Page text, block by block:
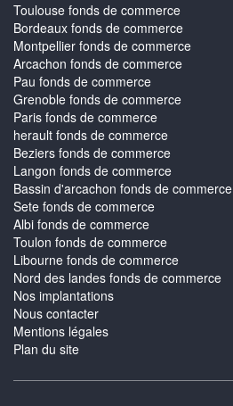
Toulouse fonds de commerce
Bordeaux fonds de commerce
Montpellier fonds de commerce
Arcachon fonds de commerce
Pau fonds de commerce
Grenoble fonds de commerce
Paris fonds de commerce
herault fonds de commerce
Beziers fonds de commerce
Langon fonds de commerce
Bassin d'arcachon fonds de commerce
Sete fonds de commerce
Albi fonds de commerce
Toulon fonds de commerce
Libourne fonds de commerce
Nord des landes fonds de commerce
Nos implantations
Nous contacter
Mentions légales
Plan du site